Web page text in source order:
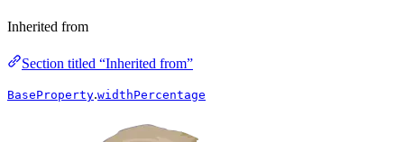
Inherited from
Section titled “Inherited from”
BaseProperty.widthPercentage